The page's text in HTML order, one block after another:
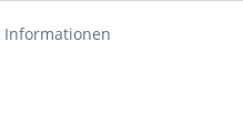
Informationen